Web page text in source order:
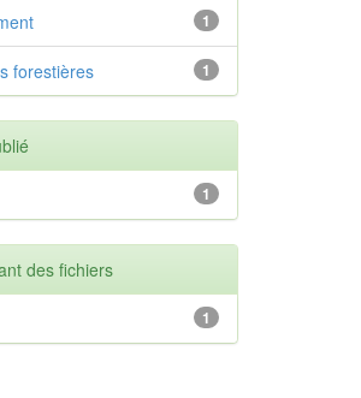
1
1
forestières
1
des fichiers
1